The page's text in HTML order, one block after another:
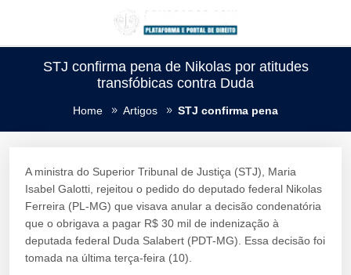
STJ confirma pena de Nikolas por atitudes
transfóbicas contra Duda
Home Artigos STJ confirma pena
A ministra do Superior Tribunal de Justiça (STJ), Maria
Isabel Galotti, rejeitou o pedido do deputado federal Nikolas
Ferreira (PL-MG) que visava anular a decisão condenatória
que o obrigava a pagar R$ 30 mil de indenização à
deputada federal Duda Salabert (PDT-MG). Essa decisão foi
tomada na última terça-feira (10).